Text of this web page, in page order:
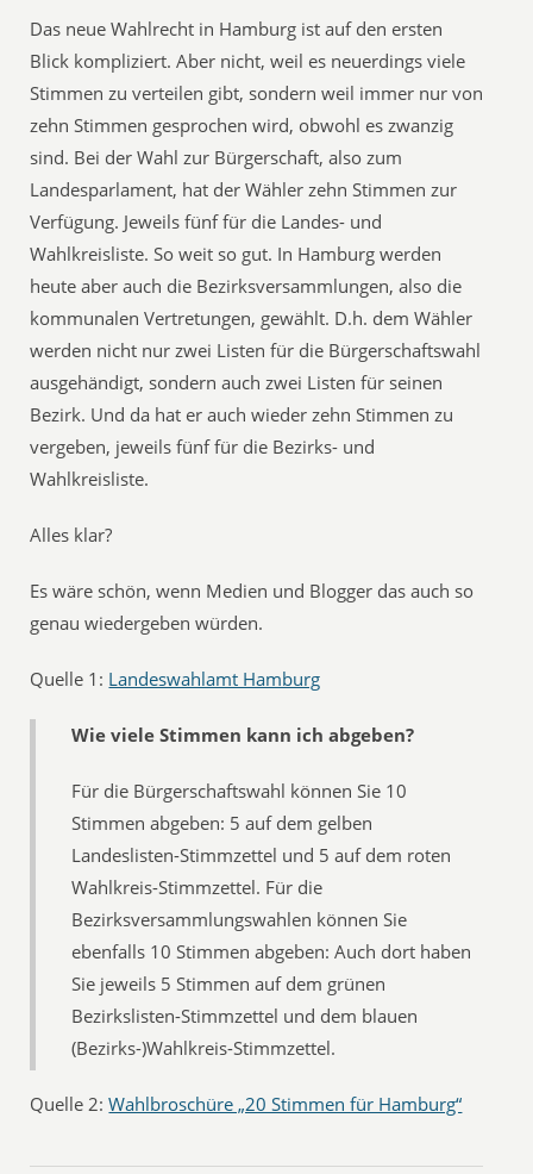
Das neue Wahlrecht in Hamburg ist auf den ersten
Blick kompliziert. Aber nicht, weil es neuerdings viele
Stimmen zu verteilen gibt, sondern weil immer nur von
zehn Stimmen gesprochen wird, obwohl es zwanzig
sind. Bei der Wahl zur Bürgerschaft, also zum
Landesparlament, hat der Wähler zehn Stimmen zur
Verfügung. Jeweils fünf für die Landes- und
Wahlkreisliste. So weit so gut. In Hamburg werden
heute aber auch die Bezirksversammlungen, also die
kommunalen Vertretungen, gewählt. D.h. dem Wähler
werden nicht nur zwei Listen für die Bürgerschaftswahl
ausgehändigt, sondern auch zwei Listen für seinen
Bezirk. Und da hat er auch wieder zehn Stimmen zu
vergeben, jeweils fünf für die Bezirks- und
Wahlkreisliste.
Alles klar?
Es wäre schön, wenn Medien und Blogger das auch so
genau wiedergeben würden.
Quelle 1: Landeswahlamt Hamburg
Wie viele Stimmen kann ich abgeben?
Für die Bürgerschaftswahl können Sie 10
Stimmen abgeben: 5 auf dem gelben
Landeslisten-Stimmzettel und 5 auf dem roten
Wahlkreis-Stimmzettel. Für die
Bezirksversammlungswahlen können Sie
ebenfalls 10 Stimmen abgeben: Auch dort haben
Sie jeweils 5 Stimmen auf dem grünen
Bezirkslisten-Stimmzettel und dem blauen
(Bezirks-)Wahlkreis-Stimmzettel.
Quelle 2:Wahlbroschüre „20 Stimmen für Hamburg“